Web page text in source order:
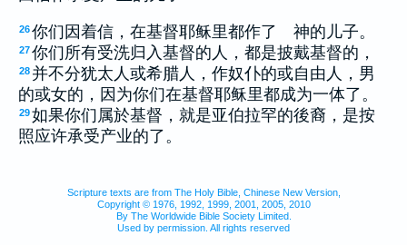
26你们因着信，在基督耶稣里都作了 神的儿子。
27你们所有受洗归入基督的人，都是披戴基督的，
28 并不分犹太人或希腊人，作奴仆的或自由人，男
的或女的，因为你们在基督耶稣里都成为一体了。
29如果你们属於基督，就是亚伯拉罕的後裔，是按
照应许承受产业的了。
Scripture texts are from The Holy Bible, Chinese New Version,
Copyright © 1976, 1992, 1999, 2001, 2005, 2010
By The Worldwide Bible Society Limited.
Used by permission. All rights reserved